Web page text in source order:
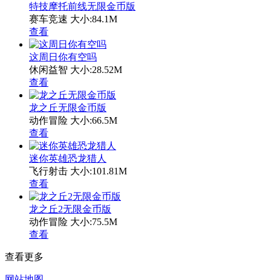
特技摩托前线无限金币版
赛车竞速 大小:84.1M
查看
这周日你有空吗
休闲益智 大小:28.52M
查看
龙之丘无限金币版
动作冒险 大小:66.5M
查看
迷你英雄恐龙猎人
飞行射击 大小:101.81M
查看
龙之丘2无限金币版
动作冒险 大小:75.5M
查看
查看更多